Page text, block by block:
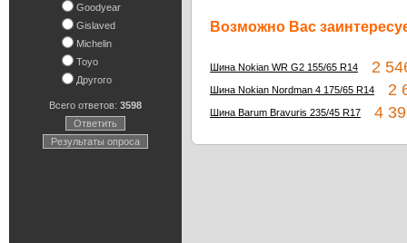
Goodyear
Gislaved
Michelin
Toyo
Другого
Всего ответов: 3598
Ответить
Результаты опроса
Возможно Вас
Шина Nokian WR G2 155/65 R14 2
Шина Nokian Nordman 4 175/65 R14 2
Шина Barum Bravuris 235/45 R17 4